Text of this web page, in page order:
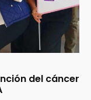
del cáncer